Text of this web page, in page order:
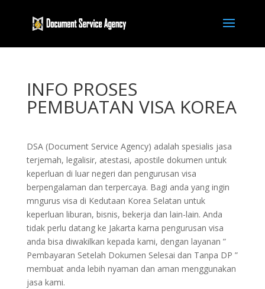
INFO PROSES
PEMBUATAN VISA KOREA
DSA (Document Service Agency) adalah spesialis jasa
terjemah, legalisir, atestasi, apostile dokumen untuk
keperluan di luar negeri dan pengurusan visa
berpengalaman dan terpercaya. Bagi anda yang ingin
mngurus visa di Kedutaan Korea Selatan untuk
keperluan liburan, bisnis, bekerja dan lain-lain. Anda
tidak perlu datang ke Jakarta karna pengurusan visa
anda bisa diwakilkan kepada kami, dengan layanan ”
Pembayaran Setelah Dokumen Selesai dan Tanpa DP ”
membuat anda lebih nyaman dan aman menggunakan
jasa kami.